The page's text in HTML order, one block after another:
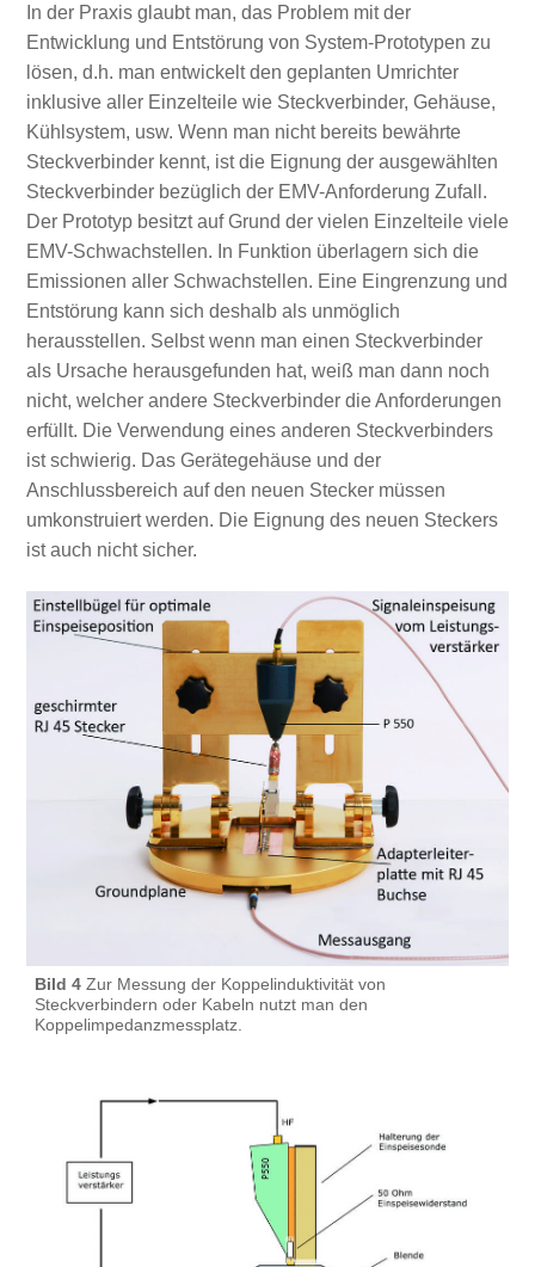
In der Praxis glaubt man, das Problem mit der
Entwicklung und Entstörung von System-Prototypen zu
lösen, d.h. man entwickelt den geplanten Umrichter
inklusive aller Einzelteile wie Steckverbinder, Gehäuse,
Kühlsystem, usw. Wenn man nicht bereits bewährte
Steckverbinder kennt, ist die Eignung der ausgewählten
Steckverbinder bezüglich der EMV-Anforderung Zufall.
Der Prototyp besitzt auf Grund der vielen Einzelteile viele
EMV-Schwachstellen. In Funktion überlagern sich die
Emissionen aller Schwachstellen. Eine Eingrenzung und
Entstörung kann sich deshalb als unmöglich
herausstellen. Selbst wenn man einen Steckverbinder
als Ursache herausgefunden hat, weiß man dann noch
nicht, welcher andere Steckverbinder die Anforderungen
erfüllt. Die Verwendung eines anderen Steckverbinders
ist schwierig. Das Gerätegehäuse und der
Anschlussbereich auf den neuen Stecker müssen
umkonstruiert werden. Die Eignung des neuen Steckers
ist auch nicht sicher.
Bild 4Zur Messung der Koppelinduktivität von
Steckverbindern oder Kabeln nutzt man den
Koppelimpedanzmessplatz.